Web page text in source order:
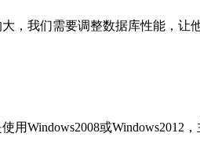
，我们需要调整数据库性能，
Windows2008或Windows2012